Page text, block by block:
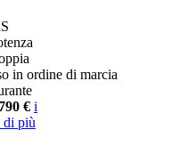
in ordine di marcia
€ i
di più